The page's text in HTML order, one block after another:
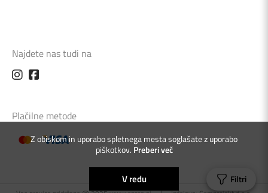
Filtri
Najdete nas tudi na
Plačilne metode
Z obiskom in uporabo spletnega mesta soglašate z uporabo
piškotkov. Preberi več
V redu